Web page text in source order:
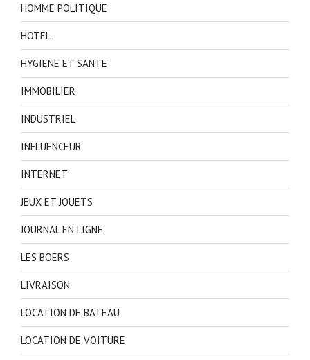
HOMME POLITIQUE
HOTEL
HYGIENE ET SANTE
IMMOBILIER
INDUSTRIEL
INFLUENCEUR
INTERNET
JEUX ET JOUETS
JOURNAL EN LIGNE
LES BOERS
LIVRAISON
LOCATION DE BATEAU
LOCATION DE VOITURE